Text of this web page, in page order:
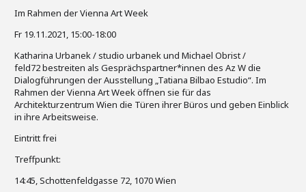
Im Rahmen der Vienna Art Week
Fr 19.11.2021, 15:00-18:00
Katharina Urbanek / studio urbanek und Michael Obrist /
feld72 bestreiten als Gesprächspartner*innen des Az W die
Dialogführungen der Ausstellung „Tatiana Bilbao Estudio“. Im
Rahmen der Vienna Art Week öffnen sie für das
Architekturzentrum Wien die Türen ihrer Büros und geben Einblick
in ihre Arbeitsweise.
Eintritt frei
Treffpunkt:
14:45, Schottenfeldgasse 72, 1070 Wien